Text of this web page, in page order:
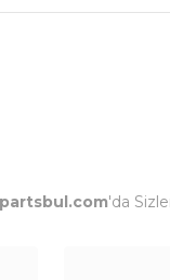
partsbul.com'da